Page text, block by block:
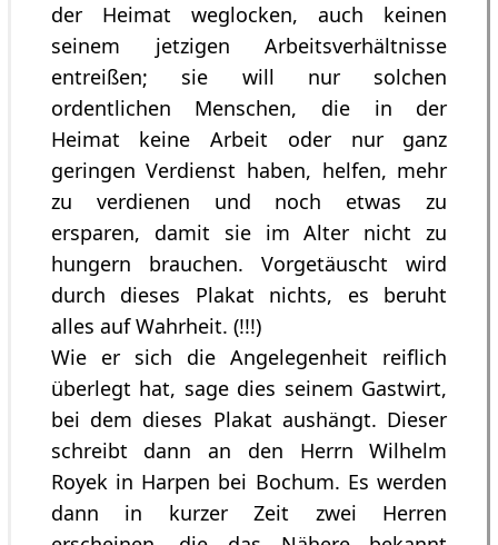
der Heimat weglocken, auch keinen
seinem jetzigen Arbeitsverhältnisse
entreißen; sie will nur solchen
ordentlichen Menschen, die in der
Heimat keine Arbeit oder nur ganz
geringen Verdienst haben, helfen, mehr
zu verdienen und noch etwas zu
ersparen, damit sie im Alter nicht zu
hungern brauchen. Vorgetäuscht wird
durch dieses Plakat nichts, es beruht
alles auf Wahrheit. (!!!)
Wie er sich die Angelegenheit reiflich
überlegt hat, sage dies seinem Gastwirt,
bei dem dieses Plakat aushängt. Dieser
schreibt dann an den Herrn Wilhelm
Royek in Harpen bei Bochum. Es werden
dann in kurzer Zeit zwei Herren